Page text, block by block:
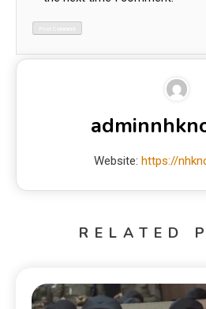
Website: https://
RELATED